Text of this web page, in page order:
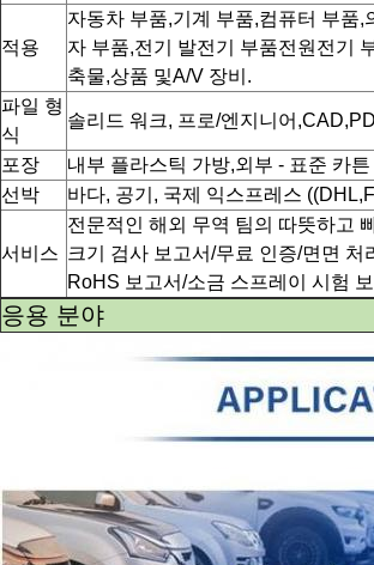
적용
자동차 부품,기계 부품,컴퓨터 부품
자 부품,전기 발전기 부품전원전기
축물,상품 및A/V 장비.
파일 형
식
솔리드 워크, 프로/엔지니어
포장
내부 플라스틱 가방,외부 - 표준 카
선박
바다, 공기, 국제 익스프레스
서비스
전문적인 해외 무역 팀의 따뜻하고
크기 검사 보고서/무료 인증/면면 처
RoHS 보고서/소금 스프레이 시험
응용 분야